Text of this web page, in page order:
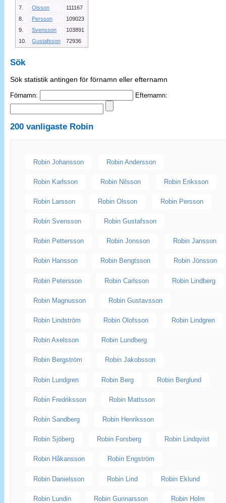
7.
Olsson
111167
8.
Persson
109023
9.
Svensson
103891
10.
Gustafsson 72936
Sök
Sök statistik antingen för förnamn eller efternamn
Förnamn: Efternamn:
200 vanligaste Robin
Robin Johansson Robin Andersson
Robin Karlsson Robin Nilsson Robin Eriksson
Robin Larsson Robin Olsson Robin Persson
Robin Svensson Robin Gustafsson
Robin Pettersson Robin Jonsson Robin Jansson
Robin Hansson Robin Bengtsson Robin Jönsson
Robin Petersson Robin Carlsson Robin Lindberg
Robin Magnusson Robin Gustavsson
Robin Lindström Robin Olofsson Robin Lindgren
Robin Axelsson Robin Lundberg
Robin Bergström Robin Jakobsson
Robin Lundgren Robin Berg Robin Berglund
Robin Fredriksson Robin Mattsson
Robin Sandberg Robin Henriksson
Robin Sjöberg Robin Forsberg Robin Lindqvist
Robin Håkansson Robin Engström
Robin Danielsson Robin Lind Robin Eklund
Robin Lundin Robin Gunnarsson Robin Holm